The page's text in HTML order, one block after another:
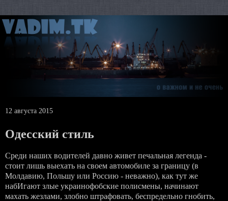
12 августа 2015
Одесский стиль
Среди наших водителей давно живет печальная легенда -
стоит лишь выехать на своем автомобиле за границу (в
Молдавию, Польшу или Россию - неважно), как тут же
набИгают злые украинофобские полисмены, начинают
махать жезлами, злобно штрафовать, беспредельно гнобить,